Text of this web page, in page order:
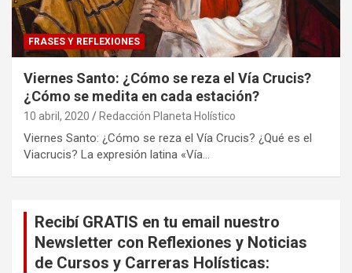
FRASES Y REFLEXIONES
Viernes Santo: ¿Cómo se reza el Vía Crucis?
¿Cómo se medita en cada estación?
10 abril, 2020 Redacción Planeta Holístico
Viernes Santo: ¿Cómo se reza el Vía Crucis? ¿Qué es el
Viacrucis? La expresión latina «Vía…
Recibí GRATIS en tu email nuestro
Newsletter con Reflexiones y Noticias
de Cursos y Carreras Holísticas: